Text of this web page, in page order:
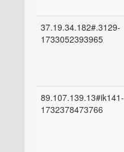
37.19.34.182#.3129-
1733052393965
89.107.139.13#ik141-
1732378473766